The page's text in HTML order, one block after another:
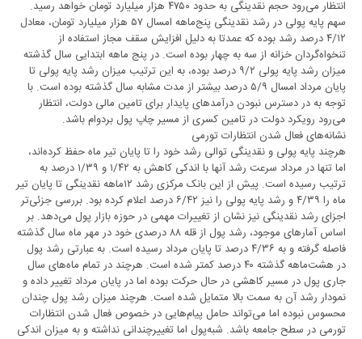
انتظار می‌رود حجم نقدینگی به حدود ۴۷۵۰ هزار میلیارد تومان خواهد رسید.
سهم پایه پولی در رشد نقدینگی پنج‌ماهه امسال ۵۷ هزار میلیارد تومان، معادل
۴/۱۲ درصد رشد بوده که عمدتا به دلیل افزایش سقف مجاز استفاده از
تنخواه‌گردان خزانه از سه به چهار بوده است. در پنج ماهه ابتدایی سال گذشته
میزان رشد پایه پولی ۹/۲ درصد بوده، به این ترتیب میزان رشد پایه پولی تا
پایان مرداد امسال ۵/۹ درصد بیشتر از مدت مشابه سال گذشته بوده است. با
توجه به در دسترس نبودن درآمدهای پایدار برای تامین مالی دولت، انتظار
می‌رود رویکرد دولت در تامین کسری از مسیر چاپ پول بردوام باشد.
نشانه‌های فعال شدن انتظارات تورمی
هرچند پایه پولی و نقدینگی توالی رشد خود را تا پایان تیر ماه حفظ کرده‌اند،
اما تنها در مرداد سرعت رشد آنها با اندکی کاهش به ۱/۴۲ و ۱/۳۹ درصد به
ترتیب رسیده است. پیش از این بانک مرکزی رشد ۱۲ماهه نقدینگی تا پایان تیر
ماه را ۴/۳۹ و رشد پایه پولی را نیز ۶/۴۲ درصد اعلام کرده بود. بررسی جزئی‌تر
اجزای رشد نقدینگی نیز نشان از تغییرات مهمی در حوزه بازار پول می‌دهد. بر
اساس آمارهای موجود، رشد پول از قله ۸۸ درصدی خود در مهر ماه سال گذشته
فاصله گرفته و به ۴/۳۶ درصد تا پایان مرداد رسیده است. به عبارتی رشد پول
در هشت‌ماهه گذشته ۴۰ درصد کمتر شده است. هرچند در تمام ماه‌های سال
جاری پول در مسیر کاهشی در حال حرکت بوده اما در پایان مرداد تغییر داده و
نمودار رشد آن به سمت بالا متمایل شده است. هرچند میزان رشد پول چندان
محسوس نبوده اما می‌تواند حامل پیام‌هایی در خصوص فعال شدن انتظارات
تورمی در سطح جامعه باشد. شبه‌پول اما تغییرچندانی نداشته و به میزان اندکی